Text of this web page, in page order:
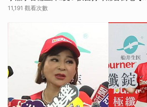
11,191 觀看次數